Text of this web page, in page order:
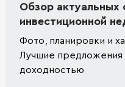
Обзор актуальных
инвестиционной
Фото, планировки и
Лучшие предложения
доходностью